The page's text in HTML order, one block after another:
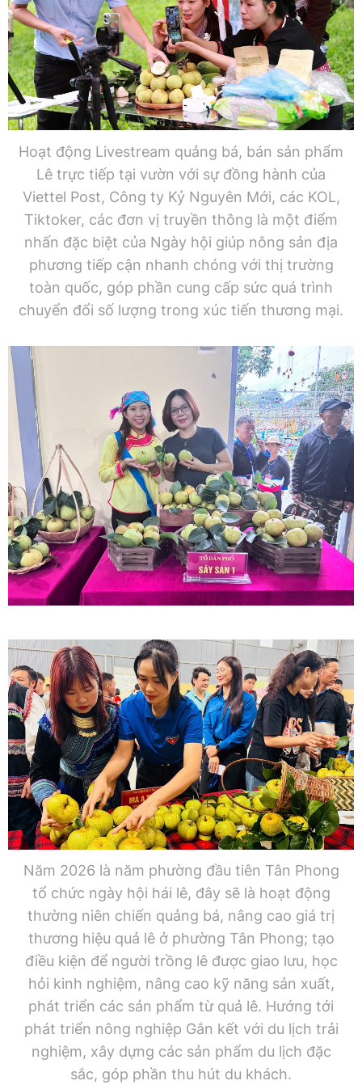
Hoạt động Livestream quảng bá, bán sản phẩm
Lê trực tiếp tại vườn với sự đồng hành của
Viettel Post, Công ty Kỷ Nguyên Mới, các KOL,
Tiktoker, các đơn vị truyền thông là một điểm
nhấn đặc biệt của Ngày hội giúp nông sản địa
phương tiếp cận nhanh chóng với thị trường
toàn quốc, góp phần cung cấp sức quá trình
chuyển đổi số lượng trong xúc tiến thương mại.
Năm 2026 là năm phường đầu tiên Tân Phong
tổ chức ngày hội hái lê, đây sẽ là hoạt động
thường niên chiến quảng bá, nâng cao giá trị
thương hiệu quả lê ở phường Tân Phong; tạo
điều kiện để người trồng lê được giao lưu, học
hỏi kinh nghiệm, nâng cao kỹ năng sản xuất,
phát triển các sản phẩm từ quả lê. Hướng tới
phát triển nông nghiệp Gắn kết với du lịch trải
nghiệm, xây dựng các sản phẩm du lịch đặc
sắc, góp phần thu hút du khách.